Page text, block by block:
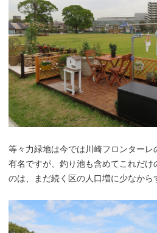
等々力緑地は今では川崎フロンターレ
有名ですが、釣り池も含めてこれだけ
のは、まだ続く区の人口増に少なから